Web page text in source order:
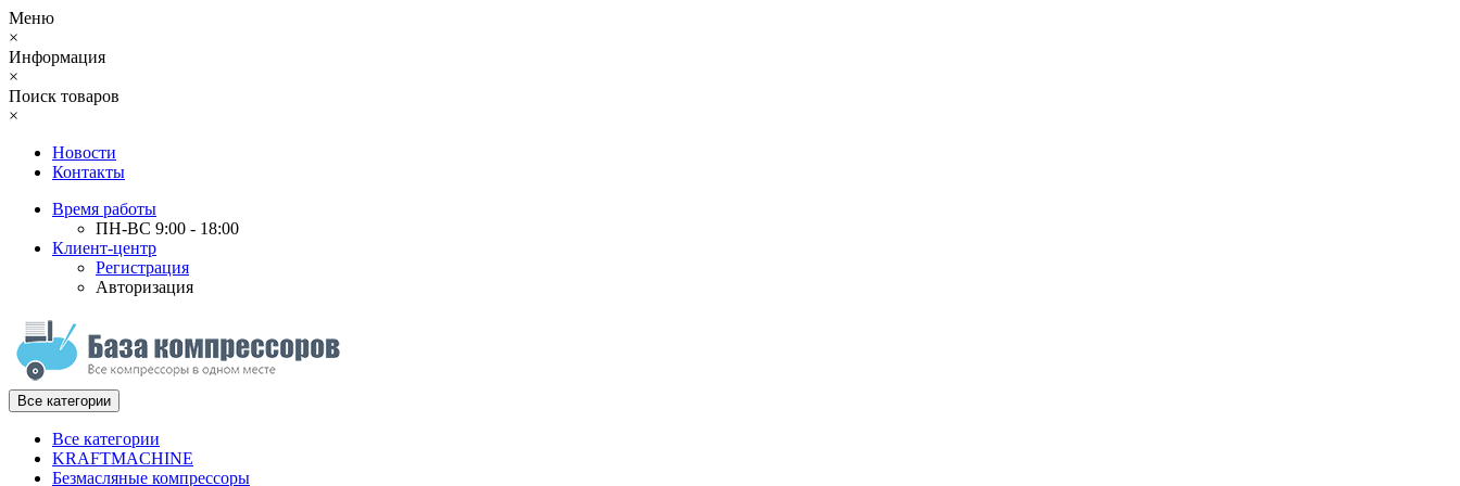
Меню
×
Информация
×
Поиск товаров
×
Новости
Контакты
Время работы
ПН-ВС 9:00 - 18:00
Клиент-центр
Регистрация
Авторизация
Все категории
Все категории
KRAFTMACHINE
Безмасляные компрессоры